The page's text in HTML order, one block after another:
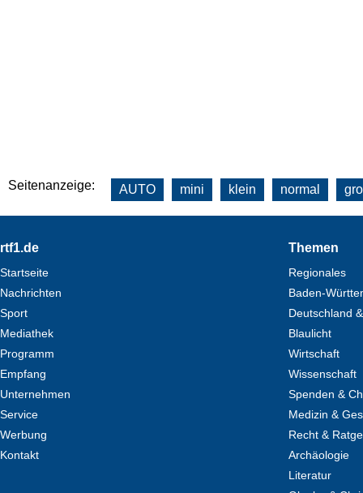
Seitenanzeige: AUTO mini klein normal
Footer
rtf1.de
Startseite
Nachrichten
Sport
Mediathek
Programm
Empfang
Unternehmen
Service
Werbung
Kontakt
Themen
Regionales
Baden-
Deutschland
Blaulicht
Wirtschaft
Wissenschaft
Spenden &
Medizin &
Recht &
Archäologie
Literatur